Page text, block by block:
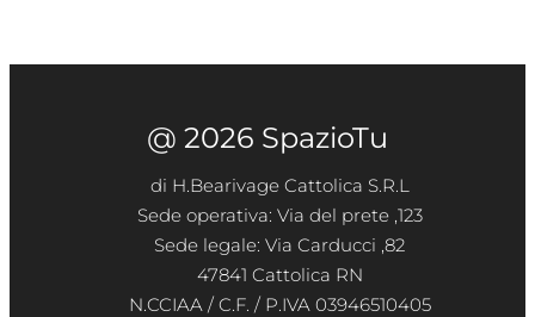
@ 2026 SpazioTu
di H.Bearivage Cattolica S.R.L
Sede operativa: Via del prete ,123
Sede legale: Via Carducci ,82
47841 Cattolica RN
N.CCIAA / C.F. / P.IVA 03946510405